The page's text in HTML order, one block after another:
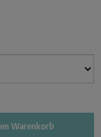
Warenkorb